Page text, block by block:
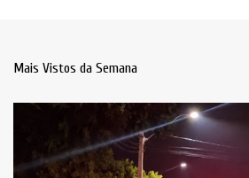
Mais Vistos da Semana